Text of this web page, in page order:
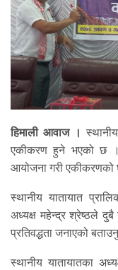
हिमाली आवाज ।
एकीकरण हुने भएको छ
आयोजना गरी एकीकरणको
स्थानीय यातायात
अध्यक्ष महेन्द्र श्रेष्ठले
प्रतिवद्धता जनाएको
स्थानीय यातायातका